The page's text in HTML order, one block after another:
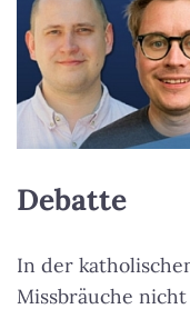
Debatte
In der
Missbräuche